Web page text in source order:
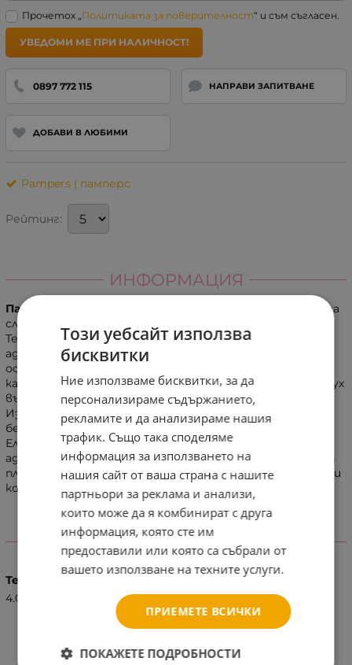
Прочетох „ Политиката за поверителност“ и съм съгласен.
УВЕДОМИ МЕ ПРИ НАЛИЧНОСТ!
0897 772 115 НАПРАВИ ЗАПИТВАНЕ
ДОБАВИ В ЛЮБИМИ
Pampers | памперс
Рейтинг:
ИНФОРМАЦИЯ
Памперс гащи - pampers pants gpp 5 /66бр./
са лесни за
слагане и сваляне и имат лесни за разкъсване страни.
Те прилягат плътно около кръста и крачетата,
адаптират се към движенията на бебето и
осигуряват комфорт във всяка поза. Въздушните
каналчета позволяват свободното движение на въздух
вътре в пелената за до 12 часа суха и дишаща кожа.
Изработени от мек като памук слой, който кара
бебето да се чувства удобно през целия ден.
Еластичните ленти около кръста и крачетата се
адаптират към движенията на бебето и осигуряват
плътно прилягане. Смяната е по-бърза и по-лесна, дори
когато бебето започне да пълзи.
ХАРАКТЕРИСТИКИ
Тегло (кг.)
4.00
Този уебсайт използва
бисквитки
Ние използваме бисквитки, за да
персонализираме съдържанието,
рекламите и да анализираме нашия
трафик. Също така споделяме
информация за използването на
нашия сайт от ваша страна с нашите
партньори за реклама и анализи,
които може да я комбинират с друга
информация, която сте им
предоставили или която са събрали от
вашето използване на техните услуги.
ПРИЕМЕТЕ ВСИЧКИ
ПОКАЖЕТЕ ПОДРОБНОСТИ